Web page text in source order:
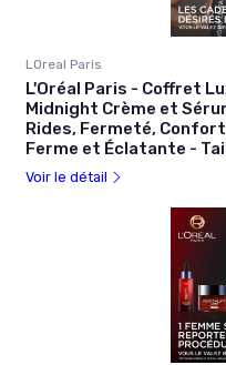
LOreal Paris
L'Oréal Paris - Coffret
Midnight Crème et
Rides, Fermeté,
Ferme et Éclatante -
Voir le détail